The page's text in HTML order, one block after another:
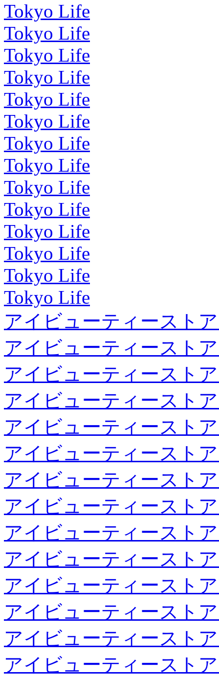
Tokyo Life
Tokyo Life
Tokyo Life
Tokyo Life
Tokyo Life
Tokyo Life
Tokyo Life
Tokyo Life
Tokyo Life
Tokyo Life
Tokyo Life
Tokyo Life
Tokyo Life
Tokyo Life
アイビューティースト
アイビューティースト
アイビューティースト
アイビューティースト
アイビューティースト
アイビューティースト
アイビューティースト
アイビューティースト
アイビューティースト
アイビューティースト
アイビューティースト
アイビューティースト
アイビューティースト
アイビューティースト